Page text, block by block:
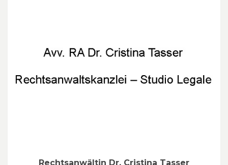
Rechtsanwältin Dr. Cristina Tasser